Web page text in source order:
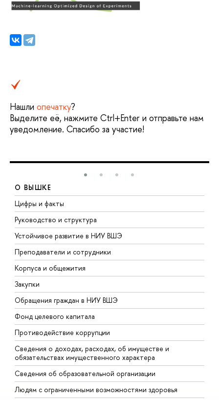
Нашли опечатку?
Выделите её, нажмите Ctrl+Enter и отправьте нам
уведомление. Спасибо за участие!
О ВЫШКЕ
Цифры и факты
Руководство и структура
Устойчивое развитие в НИУ ВШЭ
Преподаватели и сотрудники
Корпуса и общежития
Закупки
Обращения граждан в НИУ ВШЭ
Фонд целевого капитала
Противодействие коррупции
Сведения о доходах, расходах, об имуществе и
обязательствах имущественного характера
Сведения об образовательной организации
Людям с ограниченными возможностями здоровья